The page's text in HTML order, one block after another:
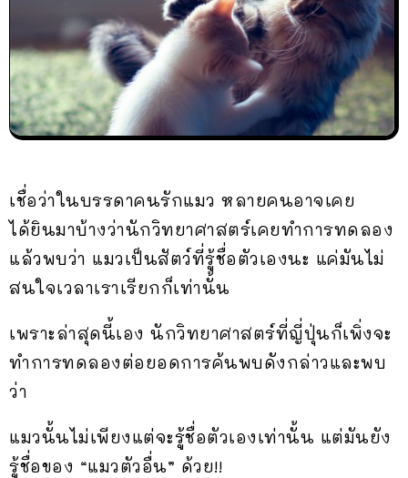
เชื่อว่าในบรรดาคนรักแมว หลายคนอาจเคย
ได้ยินมาบ้างว่านักวิทยาศาสตร์เคยทำการทดลอง
แล้วพบว่า แมวเป็นสัตว์ที่รู้ชื่อตัวเองนะ แค่มันไม่
สนใจเวลาเราเรียกก็เท่านั้น
เพราะล่าสุดนี้เอง นักวิทยาศาสตร์ที่ญี่ปุ่นก็เพิ่งจะ
ทำการทดลองต่อยอดการค้นพบดังกล่าวและพบ
ว่า
แมวนั้นไม่เพียงแต่จะรู้ชื่อตัวเองเท่านั้น แต่มันยัง
รู้ชื่อของ “แมวตัวอื่น” ด้วย!!